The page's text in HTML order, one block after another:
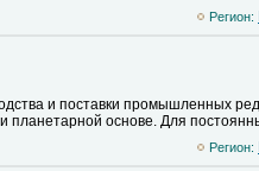
Регион:
и поставки промышленных
планетарной основе. Для
Регион: